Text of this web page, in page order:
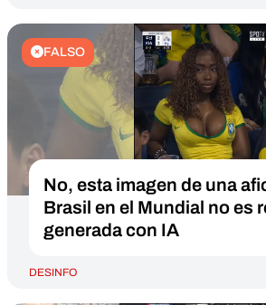
FALSO
No, esta imagen de una
Brasil en el Mundial no es
generada con IA
DESINFO